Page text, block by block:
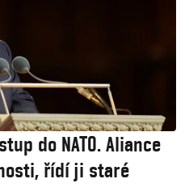
do NATO. Aliance
řídí ji staré